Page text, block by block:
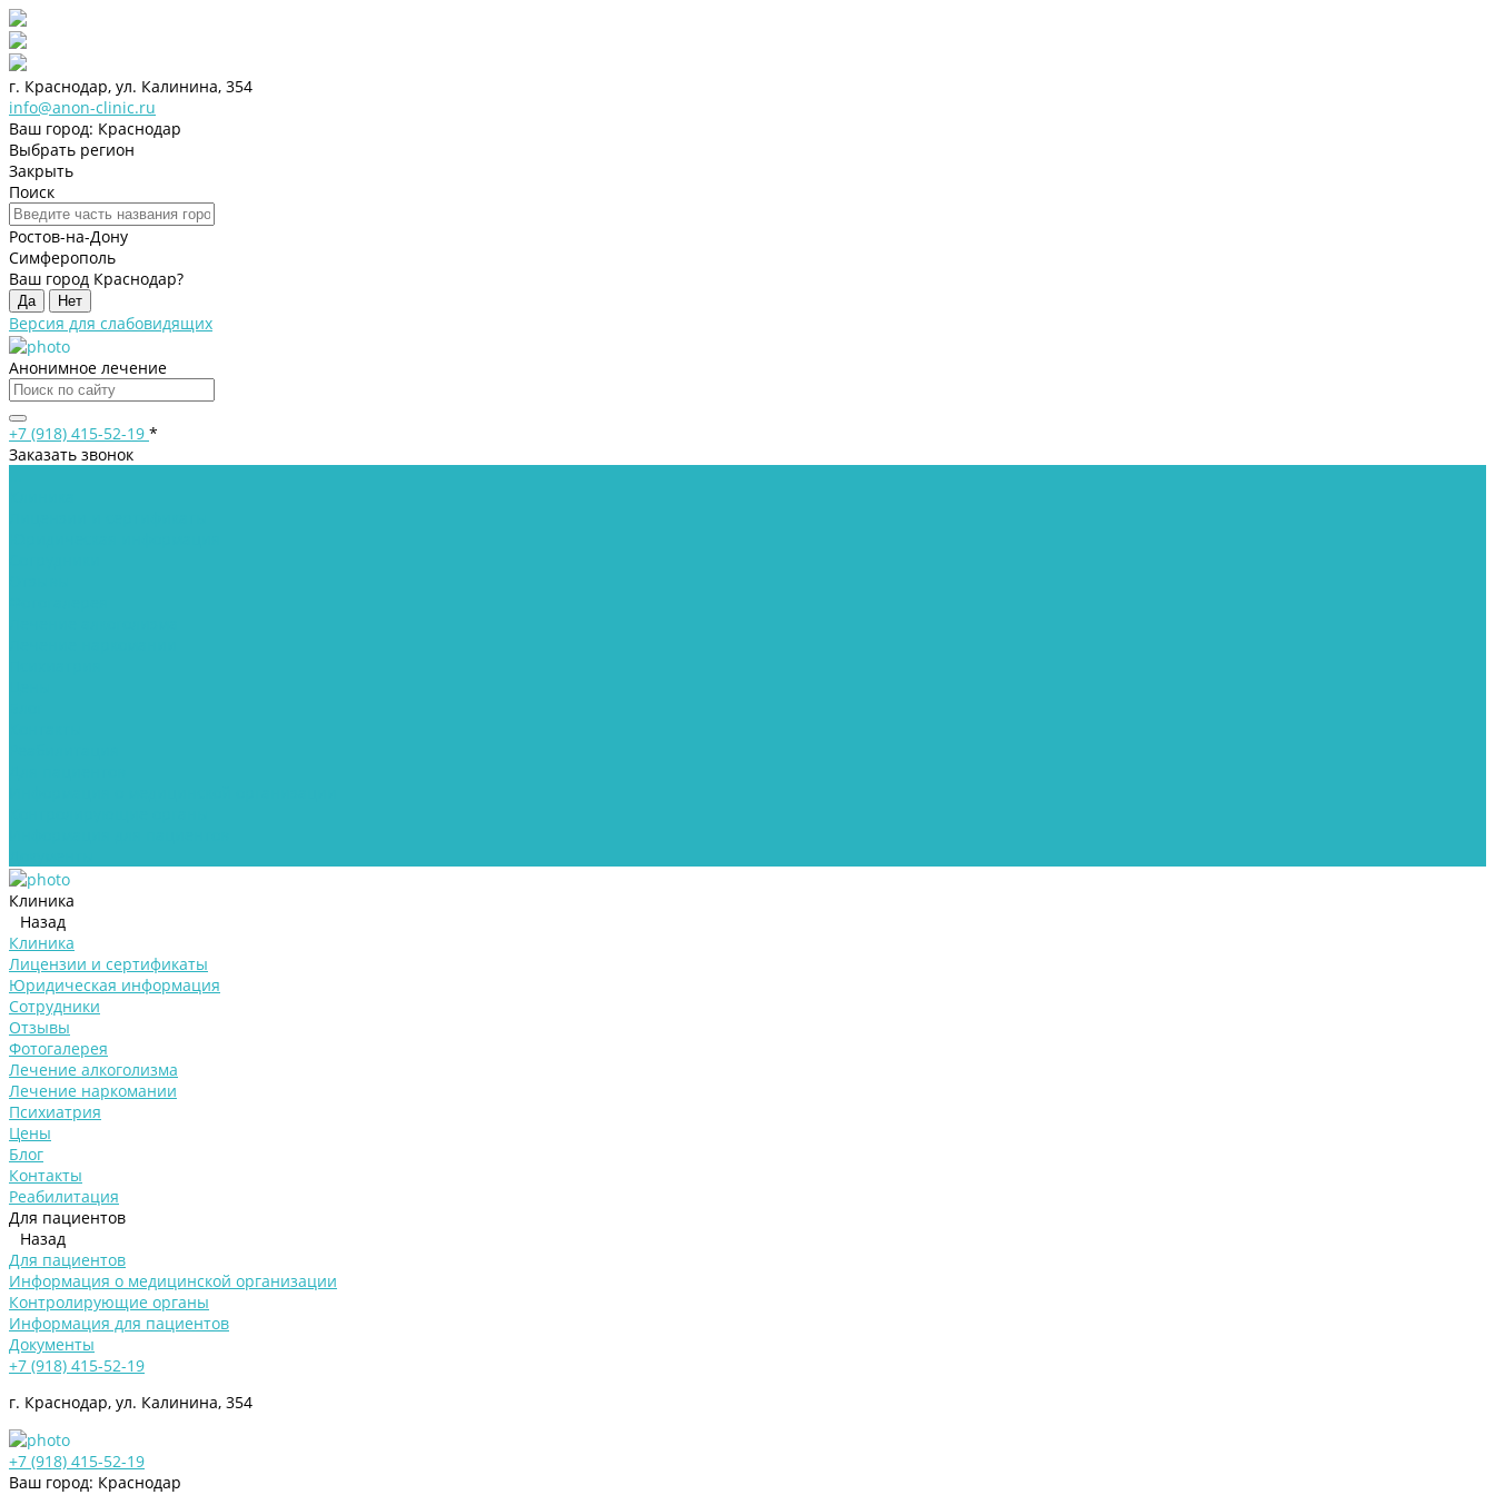
г. Краснодар, ул. Калинина, 354
info@anon-clinic.ru
Ваш город: Краснодар
Выбрать регион
Закрыть
Поиск
Ростов-на-Дону
Симферополь
Ваш город Краснодар?
Да Нет
Версия для слабовидящих
Анонимное лечение
+7 (918) 415-52-19 *
Заказать звонок
Клиника
Назад
Клиника
Лицензии и сертификаты
Юридическая информация
Сотрудники
Отзывы
Фотогалерея
Лечение алкоголизма
Лечение наркомании
Психиатрия
Цены
Блог
Контакты
Реабилитация
Для пациентов
Назад
Для пациентов
Информация о медицинской организации
Контролирующие органы
Информация для пациентов
Документы
+7 (918) 415-52-19
г. Краснодар, ул. Калинина, 354
+7 (918) 415-52-19
Ваш город: Краснодар